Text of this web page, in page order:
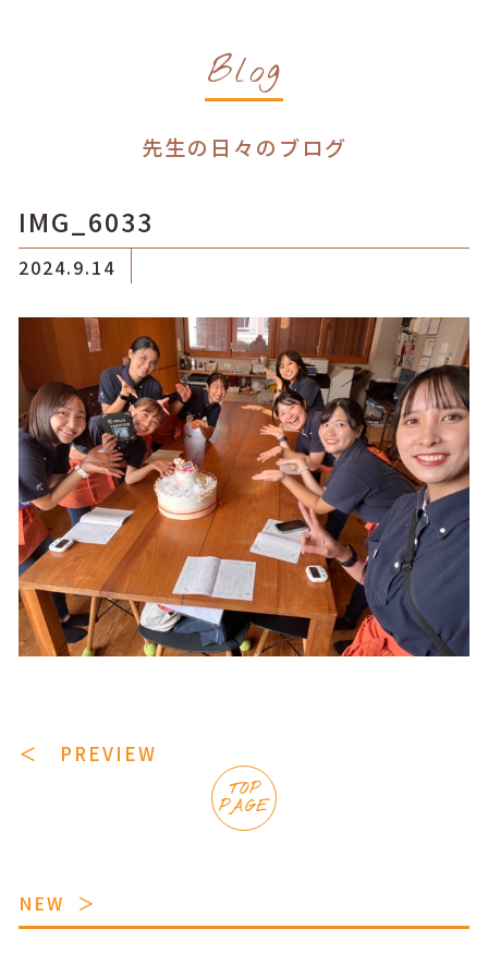
Blog
先生の日々のブログ
IMG_6033
2024.9.14
＜ PREVIEW
TOP
PAGE
NEW